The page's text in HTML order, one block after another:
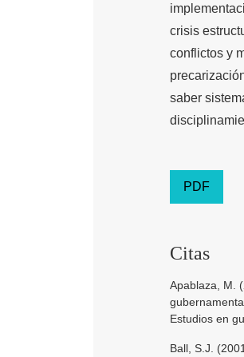
crisis
conflictos y
saber
PDF
Citas
Apablaza, M.
Estudios en
Ball, S.J.